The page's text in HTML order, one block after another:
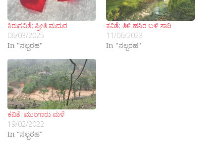
ಕಿರುಗವಿತೆ: ಪ್ರೀತಿ ಮದುರ
06/03/2025
In "ನಲ್ಬರಹ"
ಕವಿತೆ: ತಿಳಿ ಹಸಿರ ಬಳಿ ಸಾರಿ
11/06/2023
In "ನಲ್ಬರಹ"
ಕವಿತೆ: ಮುಂಗಾರು ಮಳೆ
19/02/2022
In "ನಲ್ಬರಹ"